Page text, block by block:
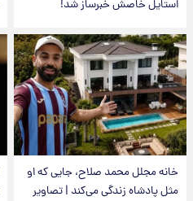
استایل خاصش خبرساز شد!
خانه مجلل محمد صلاح، جایی که او
مثل پادشاه زندگی می‌کند | تصاویر